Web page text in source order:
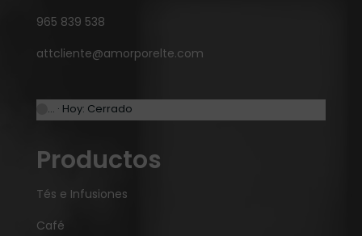
965 839 538
attcliente@amorporelte.com
… · Hoy: Cerrado
Productos
Tés e Infusiones
Café